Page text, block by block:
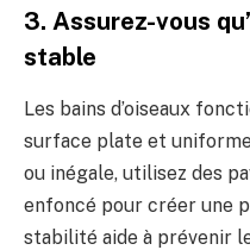
3. Assurez-vous
stable
Les bains d’oiseaux
surface plate et
ou inégale, utilisez des
enfoncé pour créer une
stabilité aide à prévenir